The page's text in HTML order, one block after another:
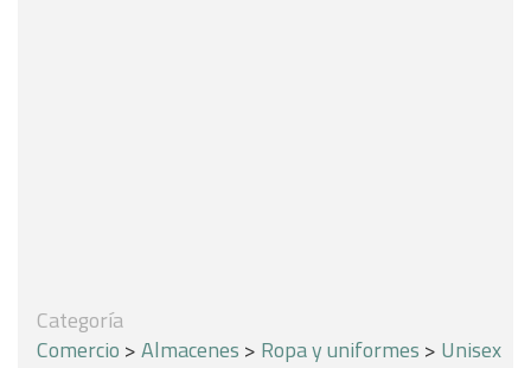
Categoría
Comercio >Almacenes > Ropa y uniformes > Unisex